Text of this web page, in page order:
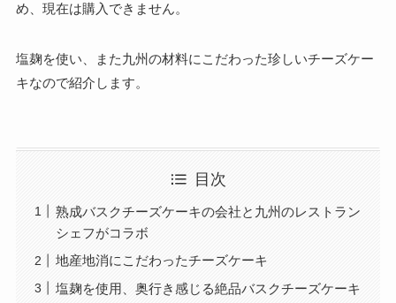
め、現在は購入できません。
塩麹を使い、また九州の材料にこだわった珍しいチーズケー
キなので紹介します。
目次
熟成バスクチーズケーキの会社と九州のレストラン
シェフがコラボ
地産地消にこだわったチーズケーキ
塩麹を使用、奥行き感じる絶品バスクチーズケーキ